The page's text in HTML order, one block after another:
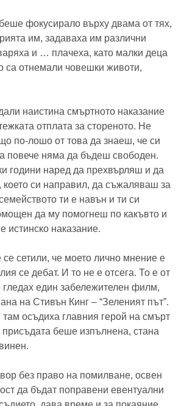
фокусирало върху двама от тях,
им, задаваха им различни
и … плачеха, като малки деца
са отнемали човешки животи,
наистина смъртното наказание
отплата за стореното. Не
по-лошо от това да знаеш, че си
повече няма да бъдеш свободен.
години наред да прехвърляш и да
си направил, да съжаляваш за
ти е навън и ти си
да му помогнеш по какъвто и
истинско наказание.
се сетили, че моето лично мнение е
се дебат. И то не е отсега. То е от
гледах един забележителен филм,
на Стивън Кинг – “Зеленият път”.
осъдиха главния герой на смърт
присъдата беше изпълнена, стана
без право на помилване, освен
да бъдат поправени евентуални